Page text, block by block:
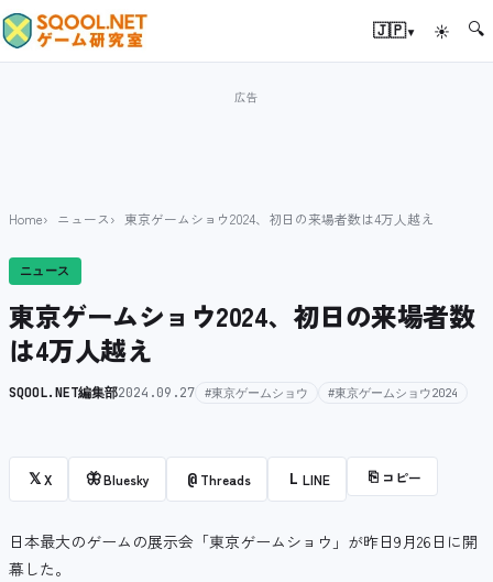
🇯🇵▾ ☀ 🔍
Home ニュース 東京ゲームショウ2024、初日の来場者数は4万人越え
ニュース
東京ゲームショウ2024、初日の来場者数
は4万人越え
SQOOL.NET編集部2024.09.27 #東京ゲームショウ #東京ゲームショウ2024
𝕏X 🦋Bluesky @ Threads L LINE ⎘ コピー
日本最大のゲームの展示会「東京ゲームショウ」が昨日9月26日に開
幕した。